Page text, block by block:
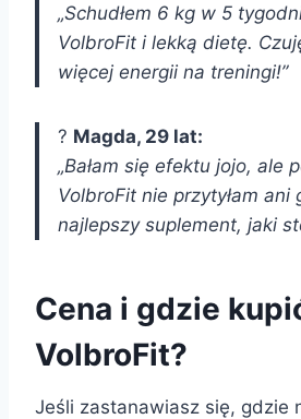
„Schudłem 6 kg w 5
VolbroFit i lekką dietę.
więcej energii na treningi!”
? Magda, 29 lat:
„Bałam się efektu jojo, ale
VolbroFit nie przytyłam ani
najlepszy suplement, jaki
Cena i gdzie
VolbroFit?
Jeśli zastanawiasz się, gdzie